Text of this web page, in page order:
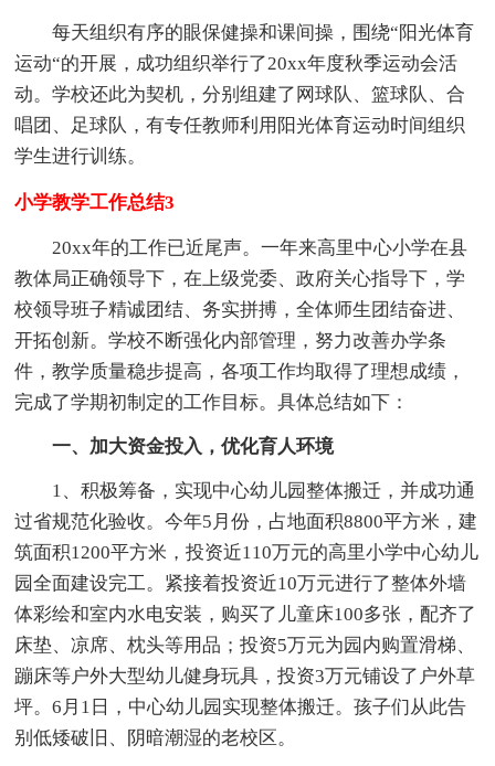
每天组织有序的眼保健操和课间操，围绕“阳光体育
运动“的开展，成功组织举行了20xx年度秋季运动会活
动。学校还此为契机，分别组建了网球队、篮球队、合
唱团、足球队，有专任教师利用阳光体育运动时间组织
学生进行训练。
小学教学工作总结3
20xx年的工作已近尾声。一年来高里中心小学在县
教体局正确领导下，在上级党委、政府关心指导下，学
校领导班子精诚团结、务实拼搏，全体师生团结奋进、
开拓创新。学校不断强化内部管理，努力改善办学条
件，教学质量稳步提高，各项工作均取得了理想成绩，
完成了学期初制定的工作目标。具体总结如下：
一、加大资金投入，优化育人环境
1、积极筹备，实现中心幼儿园整体搬迁，并成功通
过省规范化验收。今年5月份，占地面积8800平方米，建
筑面积1200平方米，投资近110万元的高里小学中心幼儿
园全面建设完工。紧接着投资近10万元进行了整体外墙
体彩绘和室内水电安装，购买了儿童床100多张，配齐了
床垫、凉席、枕头等用品；投资5万元为园内购置滑梯、
蹦床等户外大型幼儿健身玩具，投资3万元铺设了户外草
坪。6月1日，中心幼儿园实现整体搬迁。孩子们从此告
别低矮破旧、阴暗潮湿的老校区。